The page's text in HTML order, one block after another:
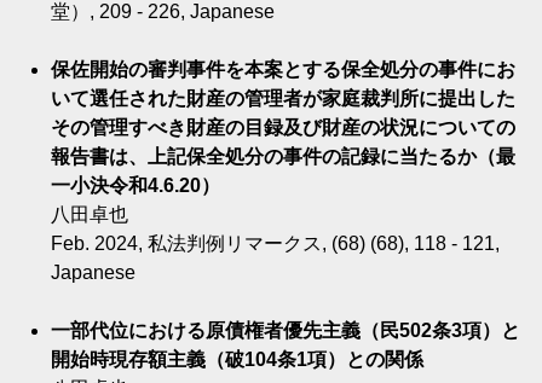
堂）, 209 - 226, Japanese
保佐開始の審判事件を本案とする保全処分の事件にお
いて選任された財産の管理者が家庭裁判所に提出した
その管理すべき財産の目録及び財産の状況についての
報告書は、上記保全処分の事件の記録に当たるか（最
一小決令和4.6.20）
八田卓也
Feb. 2024, 私法判例リマークス, (68) (68), 118 - 121,
Japanese
一部代位における原債権者優先主義（民502条3項）と
開始時現存額主義（破104条1項）との関係